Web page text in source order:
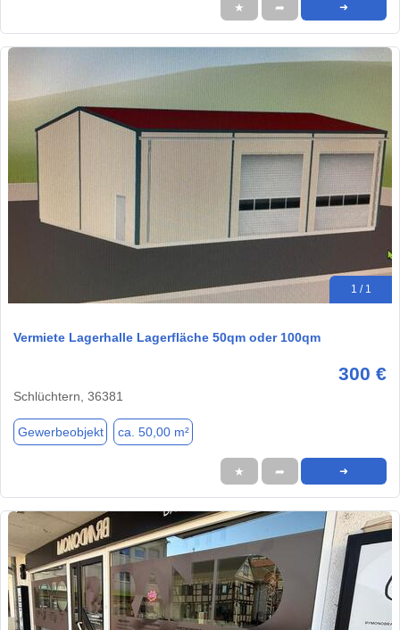
★ ➦ ➜
1 / 1
Vermiete Lagerhalle Lagerfläche 50qm oder 100qm
300 €
Schlüchtern, 36381
Gewerbeobjekt ca. 50,00 m²
★ ➦ ➜